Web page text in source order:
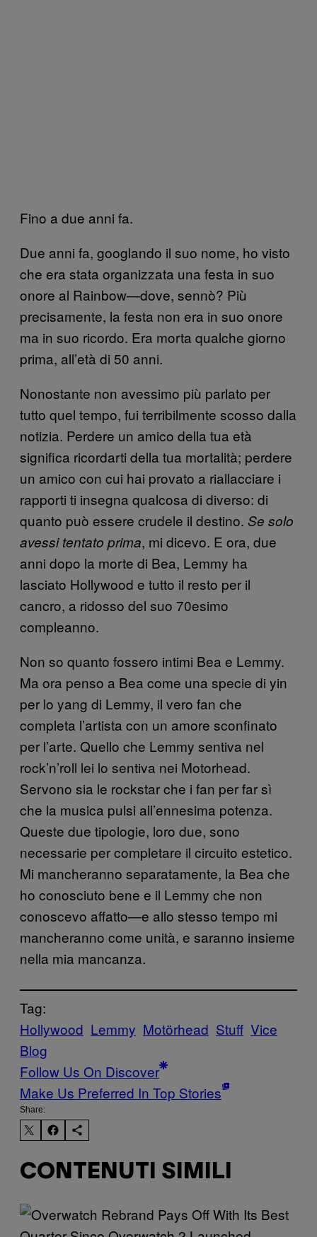
Fino a due anni fa.
Due anni fa, googlando il suo nome, ho visto
che era stata organizzata una festa in suo
onore al Rainbow—dove, sennò? Più
precisamente, la festa non era in suo onore
ma in suo ricordo. Era morta qualche giorno
prima, all’età di 50 anni.
Nonostante non avessimo più parlato per
tutto quel tempo, fui terribilmente scosso dalla
notizia. Perdere un amico della tua età
significa ricordarti della tua mortalità; perdere
un amico con cui hai provato a riallacciare i
rapporti ti insegna qualcosa di diverso: di
quanto può essere crudele il destino. Se solo
avessi tentato prima, mi dicevo. E ora, due
anni dopo la morte di Bea, Lemmy ha
lasciato Hollywood e tutto il resto per il
cancro, a ridosso del suo 70esimo
compleanno.
Non so quanto fossero intimi Bea e Lemmy.
Ma ora penso a Bea come una specie di yin
per lo yang di Lemmy, il vero fan che
completa l’artista con un amore sconfinato
per l’arte. Quello che Lemmy sentiva nel
rock’n’roll lei lo sentiva nei Motorhead.
Servono sia le rockstar che i fan per far sì
che la musica pulsi all’ennesima potenza.
Queste due tipologie, loro due, sono
necessarie per completare il circuito estetico.
Mi mancheranno separatamente, la Bea che
ho conosciuto bene e il Lemmy che non
conoscevo affatto—e allo stesso tempo mi
mancheranno come unità, e saranno insieme
nella mia mancanza.
Tag:
Hollywood Lemmy Motörhead Stuff Vice
Blog
Follow Us On Discover
Make Us Preferred In Top Stories
Share:
CONTENUTI SIMILI